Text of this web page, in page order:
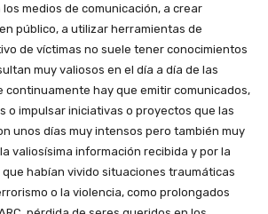
medios de comunicación, a crear
público, a utilizar herramientas de
de víctimas no suele tener conocimientos
muy valiosos en el día a día de las
continuamente hay que emitir comunicados,
o impulsar iniciativas o proyectos que las
unos días muy intensos pero también muy
valiosísima información recibida y por la
habían vivido situaciones traumáticas
o la violencia, como prolongados